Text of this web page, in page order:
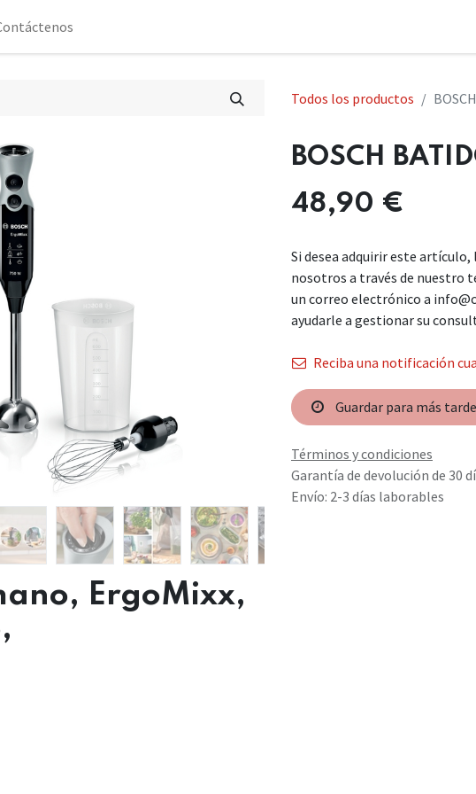
Todos los productos
ErgoMixx,
BOSCH
48,90 €
Si desea adquirir este
nosotros a través de nuestro
un correo electrónico a
ayudarle a gestionar su
Reciba una notificación
Guardar para más tarde
Términos y condiciones
Garantía de devolución de 30
Envío: 2-3 días laborables